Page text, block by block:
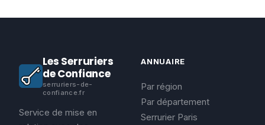
Les Serruriers
de Confiance
serruriers-de-
confiance.fr
Service de mise en
ANNUAIRE
Par région
Par département
Serrurier Paris